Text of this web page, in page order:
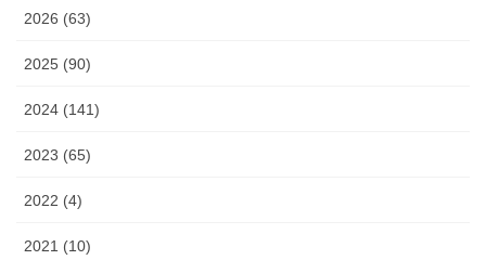
2026 (63)
2025 (90)
2024 (141)
2023 (65)
2022 (4)
2021 (10)